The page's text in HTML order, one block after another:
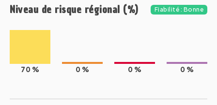
Niveau de risque régional (%) Fiabilité : Bonne
70 % 0 % 0 % 0 %